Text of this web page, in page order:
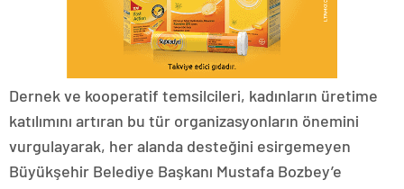
Dernek ve kooperatif temsilcileri, kadınların üretime
katılımını artıran bu tür organizasyonların önemini
vurgulayarak, her alanda desteğini esirgemeyen
Büyükşehir Belediye Başkanı Mustafa Bozbey’e